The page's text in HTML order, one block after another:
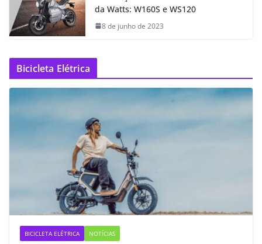
da Watts: W160S e WS120
8 de junho de 2023
Bicicleta Elétrica
BICICLETA ELÉTRICA NOTÍCIAS